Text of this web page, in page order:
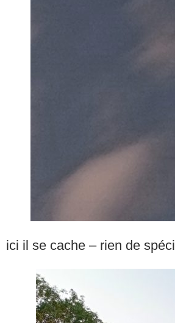
ici il se cache – rien de